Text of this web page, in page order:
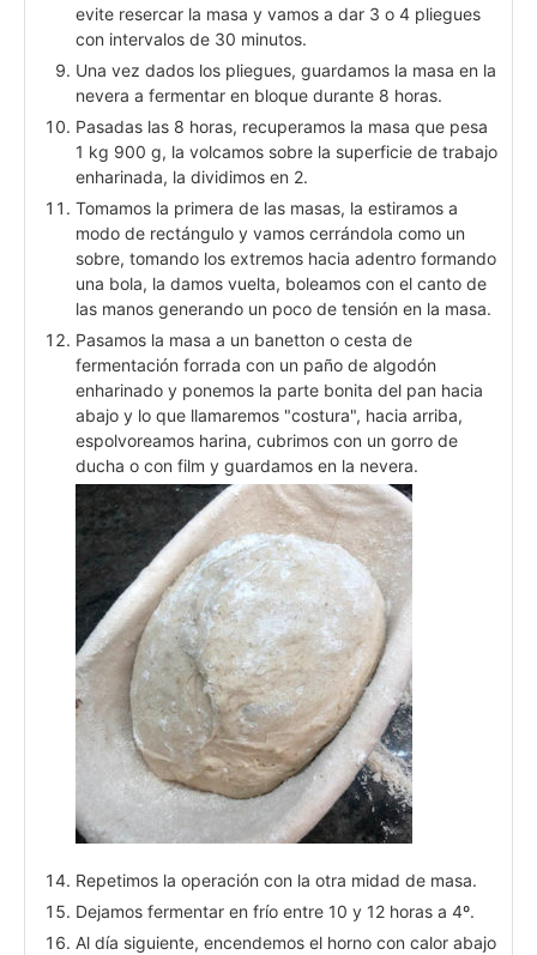
evite resercar la masa y vamos a dar 3 o 4 pliegues
con intervalos de 30 minutos.
Una vez dados los pliegues, guardamos la masa en la
nevera a fermentar en bloque durante 8 horas.
Pasadas las 8 horas, recuperamos la masa que pesa
1 kg 900 g, la volcamos sobre la superficie de trabajo
enharinada, la dividimos en 2.
Tomamos la primera de las masas, la estiramos a
modo de rectángulo y vamos cerrándola como un
sobre, tomando los extremos hacia adentro formando
una bola, la damos vuelta, boleamos con el canto de
las manos generando un poco de tensión en la masa.
Pasamos la masa a un banetton o cesta de
fermentación forrada con un paño de algodón
enharinado y ponemos la parte bonita del pan hacia
abajo y lo que llamaremos "costura", hacia arriba,
espolvoreamos harina, cubrimos con un gorro de
ducha o con film y guardamos en la nevera.
Repetimos la operación con la otra midad de masa.
Dejamos fermentar en frío entre 10 y 12 horas a 4º.
Al día siguiente, encendemos el horno con calor abajo